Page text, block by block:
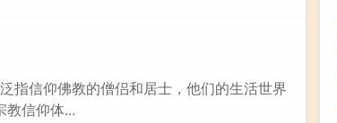
指信仰佛教的僧侣和居士，他们的生活世界
教信仰体...